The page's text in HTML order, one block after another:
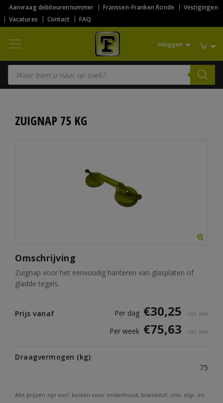
Aanvraag debiteurennummer Franssen-Franken Ronde
Vestigingen
Vacatures
Contact FAQ
Inloggen
Producten zoeken
ZUIGNAP 75 KG
Omschrijving
Zuignap voor het eenvoudig hanteren van glasplaten of
gladde tegels.
Prijs vanaf Per dag €30,25 incl. btw
Per week €75,63 incl. btw
Draagvermogen (kg)
75
Alle prijzen zijn excl. kosten voor onderhoud, brandstof, olie, slijp- en